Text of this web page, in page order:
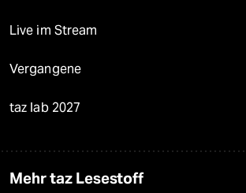
Live im Stream
Vergangene
taz lab 2027
Mehr taz Lesestoff